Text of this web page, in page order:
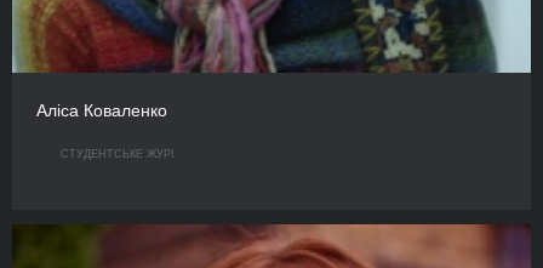
Аліса Коваленко
СТУДЕНТСЬКЕ ЖУРІ